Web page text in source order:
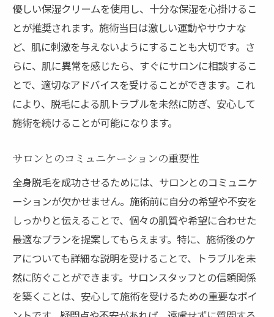
優しい保湿クリームを使用し、十分な保湿を心掛けるこ
とが推奨されます。施術当日は激しい運動やサウナな
ど、肌に刺激を与えないようにすることも大切です。さ
らに、肌に異常を感じたら、すぐにサロンに相談するこ
とで、適切なアドバイスを受けることができます。これ
により、脱毛による肌トラブルを未然に防ぎ、安心して
施術を続けることが可能になります。
サロンとのコミュニケーションの重要性
全身脱毛を成功させるためには、サロンとのコミュニケ
ーションが欠かせません。施術前に自分の希望や不安を
しっかりと伝えることで、個々の肌質や希望に合わせた
最適なプランを提案してもらえます。特に、施術後のケ
アについても詳細な説明を受けることで、トラブルを未
然に防ぐことができます。サロンスタッフとの信頼関係
を築くことは、安心して施術を受けるための重要なポイ